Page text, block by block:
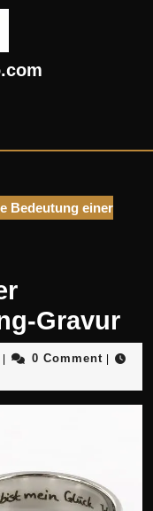
Bedeutung einer
Gravur
elsotanosellado
| 0 Comment |